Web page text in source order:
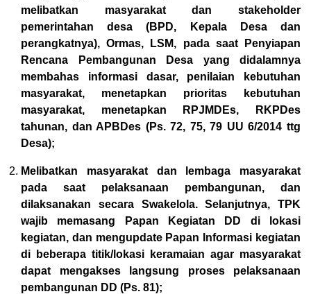
melibatkan masyarakat dan stakeholder
pemerintahan desa (BPD, Kepala Desa dan
perangkatnya), Ormas, LSM, pada saat Penyiapan
Rencana Pembangunan Desa yang didalamnya
membahas informasi dasar, penilaian kebutuhan
masyarakat, menetapkan prioritas kebutuhan
masyarakat, menetapkan RPJMDEs, RKPDes
tahunan, dan APBDes (Ps. 72, 75, 79 UU 6/2014 ttg
Desa);
Melibatkan masyarakat dan lembaga masyarakat
pada saat pelaksanaan pembangunan, dan
dilaksanakan secara Swakelola. Selanjutnya, TPK
wajib memasang Papan Kegiatan DD di lokasi
kegiatan, dan mengupdate Papan Informasi kegiatan
di beberapa titik/lokasi keramaian agar masyarakat
dapat mengakses langsung proses pelaksanaan
pembangunan DD (Ps. 81);